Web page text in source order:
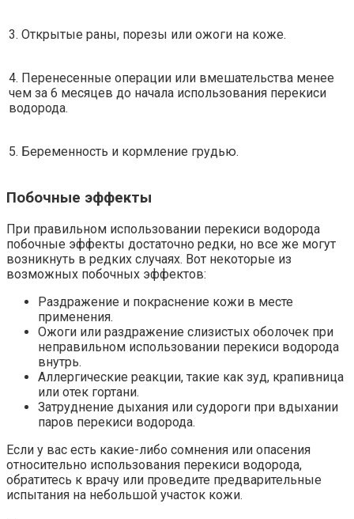
3. Открытые раны, порезы или ожоги на коже.
4. Перенесенные операции или вмешательства менее
чем за 6 месяцев до начала использования перекиси
водорода.
5. Беременность и кормление грудью.
Побочные эффекты
При правильном использовании перекиси водорода
побочные эффекты достаточно редки, но все же могут
возникнуть в редких случаях. Вот некоторые из
возможных побочных эффектов:
Раздражение и покраснение кожи в месте
применения.
Ожоги или раздражение слизистых оболочек при
неправильном использовании перекиси водорода
внутрь.
Аллергические реакции, такие как зуд, крапивница
или отек гортани.
Затруднение дыхания или судороги при вдыхании
паров перекиси водорода.
Если у вас есть какие-либо сомнения или опасения
относительно использования перекиси водорода,
обратитесь к врачу или проведите предварительные
испытания на небольшой участок кожи.